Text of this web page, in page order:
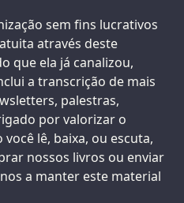
sem fins lucrativos
através deste
que ela já canalizou,
a transcrição de mais
palestras,
por valorizar o
lê, baixa, ou escuta,
nossos livros ou enviar
a manter este material